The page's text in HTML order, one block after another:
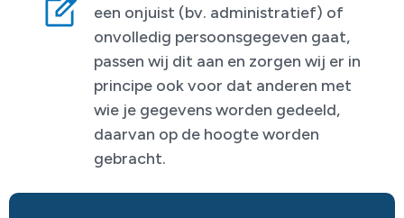
een onjuist (bv. administratief) of
onvolledig persoonsgegeven gaat,
passen wij dit aan en zorgen wij er in
principe ook voor dat anderen met
wie je gegevens worden gedeeld,
daarvan op de hoogte worden
gebracht.